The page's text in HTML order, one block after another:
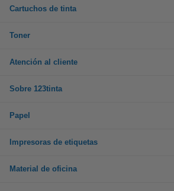
Cartuchos de tinta
Toner
Atención al cliente
Sobre 123tinta
Papel
Impresoras de etiquetas
Material de oficina